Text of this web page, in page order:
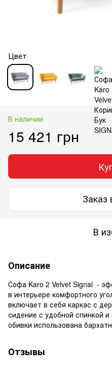
Цвет
В наличии
15 421 грн
Заказ
В
Описание
Софа Karo 2 Velvet Signal -
в интерьере комфортного
включает в себя каркас с
сидение с удобной спинкой
обивки использована
Отзывы